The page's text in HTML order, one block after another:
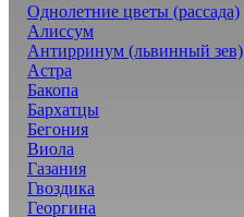
Однолетние цветы (рассада)
Алиссум
Антирринум (львинный зев)
Астра
Бакопа
Бархатцы
Бегония
Виола
Газания
Гвоздика
Георгина